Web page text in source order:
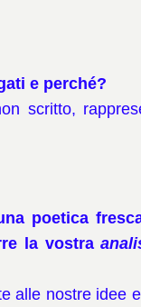
e perché?
scritto,
poetica
la vostra
alle nostre idee